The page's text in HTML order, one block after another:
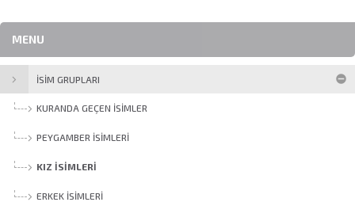
MENU
İSİM GRUPLARI
KURANDA GEÇEN İSIMLER
PEYGAMBER İSIMLERI
KIZ İSIMLERI
ERKEK İSIMLERI